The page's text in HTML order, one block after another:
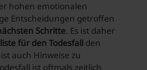
hohen emotionalen
Entscheidungen getroffen
Schritte. Es ist daher
für den Todesfall den
auch Hinweise zu
ist oftmals zeitlich